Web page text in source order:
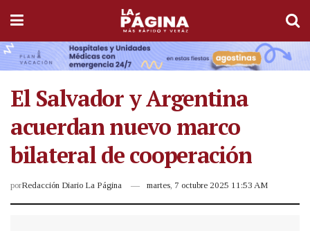
El Salvador y Argentina
acuerdan nuevo marco
bilateral de cooperación
porRedacción Diario La Página martes, 7 octubre 2025 11:53 AM